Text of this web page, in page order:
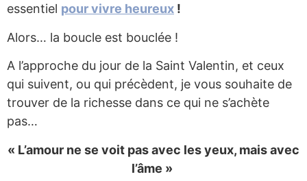
essentiel pour vivre heureux !
Alors… la boucle est bouclée !
A l’approche du jour de la Saint Valentin, et ceux
qui suivent, ou qui précèdent, je vous souhaite de
trouver de la richesse dans ce qui ne s’achète
pas…
« L’amour ne se voit pas avec les yeux, mais avec
l’âme »